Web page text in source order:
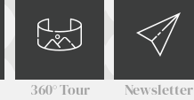
360° Tour Newsletter